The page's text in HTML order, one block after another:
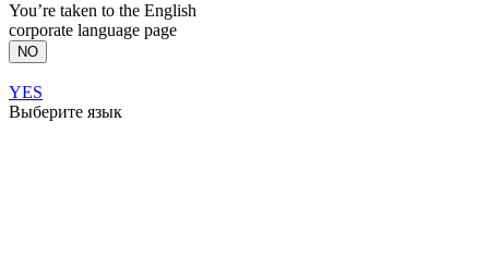
You’re taken to the English
corporate language page
NO
YES
Выберите язык